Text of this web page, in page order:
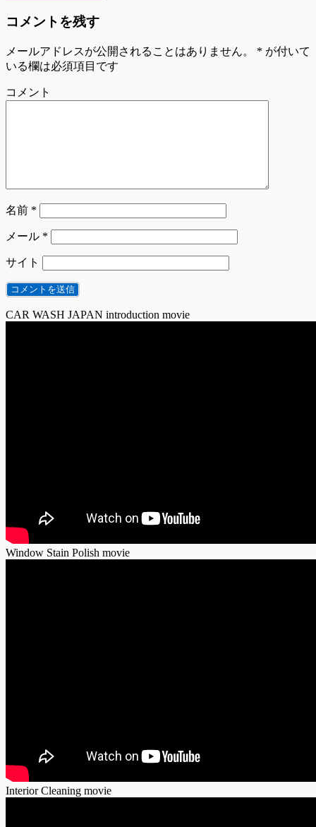
コメントを残す
メールアドレスが公開されることはありません。 * が付いて
いる欄は必須項目です
コメント
名前 *
メール *
サイト
CAR WASH JAPAN introduction movie
Window Stain Polish movie
Interior Cleaning movie